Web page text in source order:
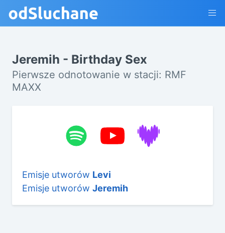
Jeremih - Birthday Sex
Pierwsze odnotowanie w stacji: RMF
MAXX
Emisje utworów Levi
Emisje utworów Jeremih